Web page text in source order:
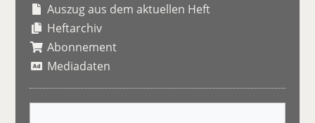
Auszug aus dem aktuellen Heft
Heftarchiv
Abonnement
Mediadaten